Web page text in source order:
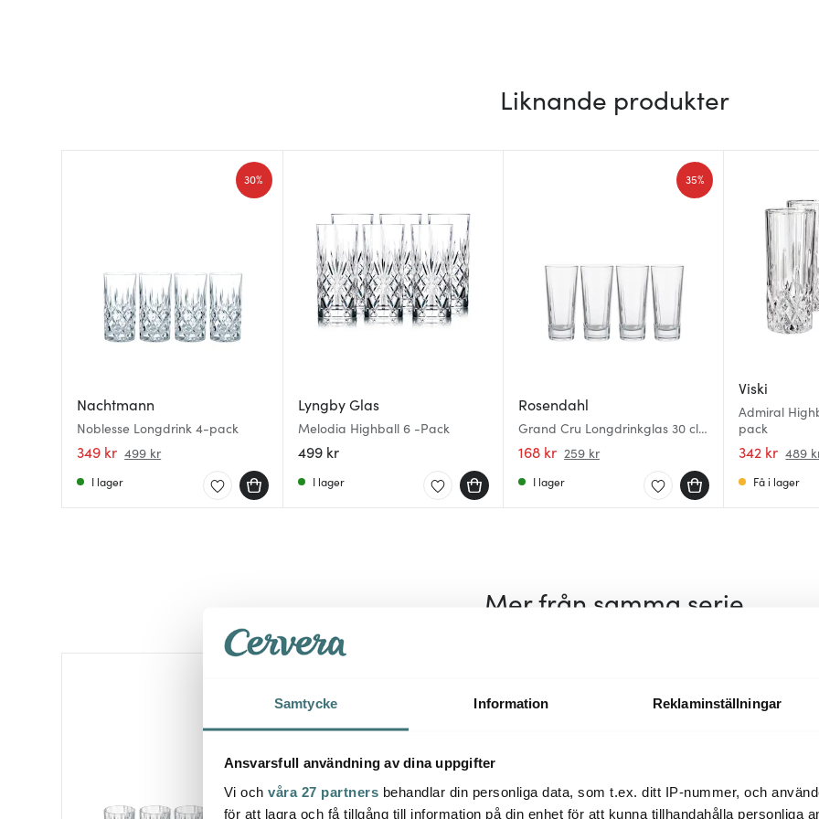
Samtycke Information Reklaminställningar
Ansvarsfull användning av dina uppgifter
Vi och våra 27 partners behandlar din personliga data, som t.ex. ditt IP-nummer, och
för att lagra och få tillgång till information på din enhet för att kunna tillhandahålla personliga
Liknande produkter
Nachtmann
Noblesse Longdrink 4-pack
349 kr 499 kr
30%
I lager
Lyngby Glas
Melodia Highball 6 -Pack
499 kr
I lager
Rosendahl
Grand Cru Longdrinkglas 30 cl
4-pack
168 kr 259 kr
35%
I lager
Viski
Admiral
pack
342 kr 489
Få i lager
Mer från samma serie